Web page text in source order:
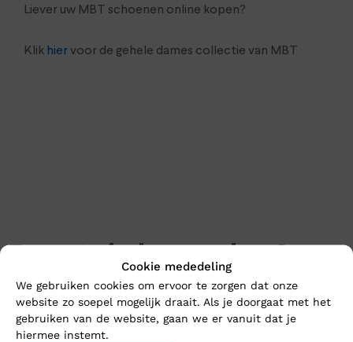
Cookie mededeling
We gebruiken cookies om ervoor te zorgen dat onze
website zo soepel mogelijk draait. Als je doorgaat met het
gebruiken van de website, gaan we er vanuit dat je
hiermee instemt.
Liever uw MBT schoenen online kopen?
Klik hiervoor de gehele dames collectie van MBT
En wat vind u van deze?
Nieuw